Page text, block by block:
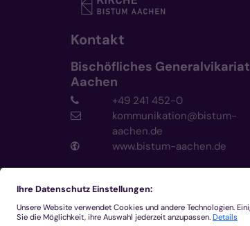
Kontakt
Bischöfliches Generalvikariat
Aachen
+49 241 452-0
kommunikation@bistum-
aachen.de
www.bistum-aachen.de
2026 © Bistum Aachen